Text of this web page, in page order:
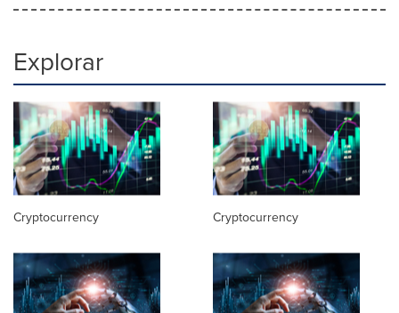
Explorar
Cryptocurrency Cryptocurrency